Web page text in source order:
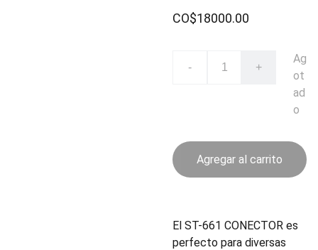
CO$18000.00
- +
Ag
ot
ad
o
Agregar al carrito
El ST-661 CONECTOR es
perfecto para diversas